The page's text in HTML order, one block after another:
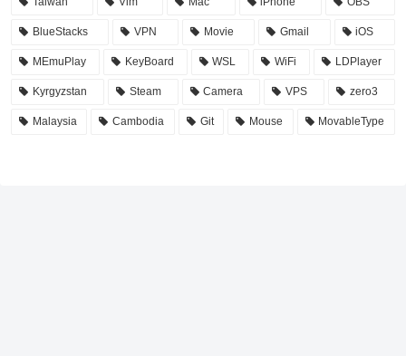
BlueStacks VPN Movie Gmail iOS
MEmuPlay KeyBoard WSL WiFi LDPlayer
Kyrgyzstan Steam Camera VPS zero3
Malaysia Cambodia Git Mouse MovableType